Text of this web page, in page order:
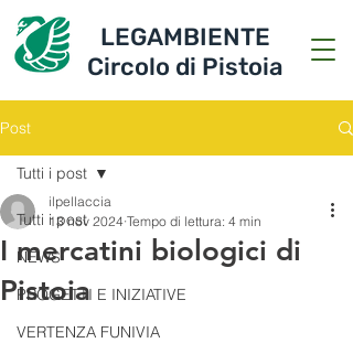
LEGAMBIENTE
Circolo di Pistoia
Post
Tutti i post
NEWS
PROGETTI E INIZIATIVE
VERTENZA FUNIVIA
Tutti i post
I mercatini biologici di
Pistoia
ilpellaccia
13 nov 2024 Tempo di lettura: 4 min